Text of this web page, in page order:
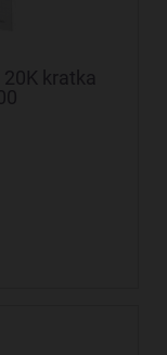
20K kratka